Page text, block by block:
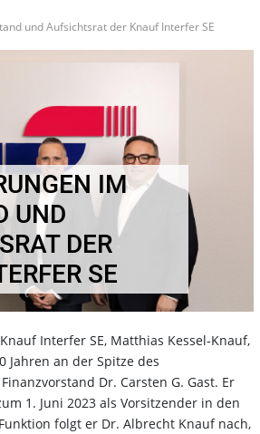
und Aufsichtsrat der Knauf Interfer SE
IM
UND
DER
SE
Interfer SE, Matthias Kessel-Knauf,
Jahren an der Spitze des
Dr. Carsten G. Gast. Er
1. Juni 2023 als Vorsitzender in den
folgt er Dr. Albrecht Knauf nach,